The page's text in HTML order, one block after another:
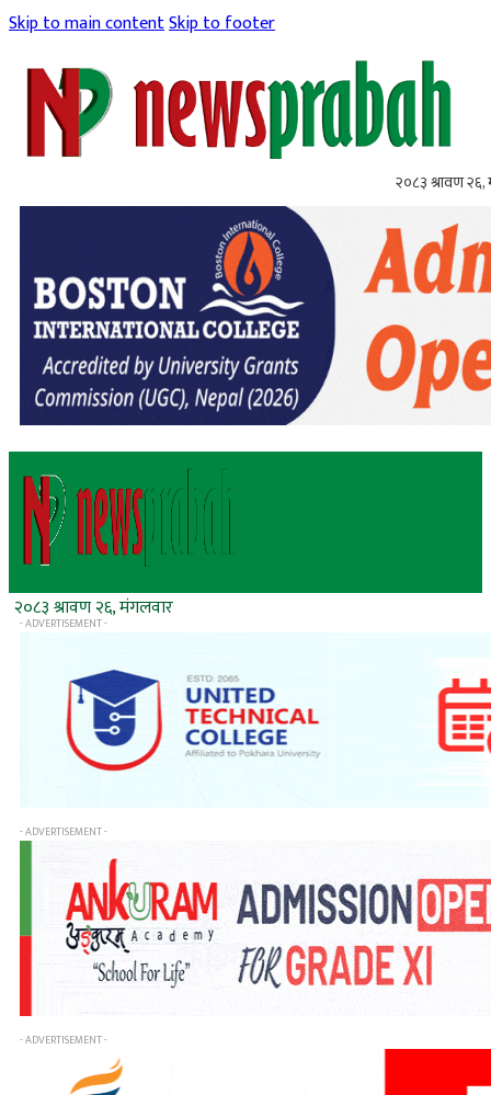
Skip to main contentSkip to footer
२०८३ श्रावण
२०८३ श्रावण २६, मंगलवार
- ADVERTISEMENT -
- ADVERTISEMENT -
- ADVERTISEMENT -